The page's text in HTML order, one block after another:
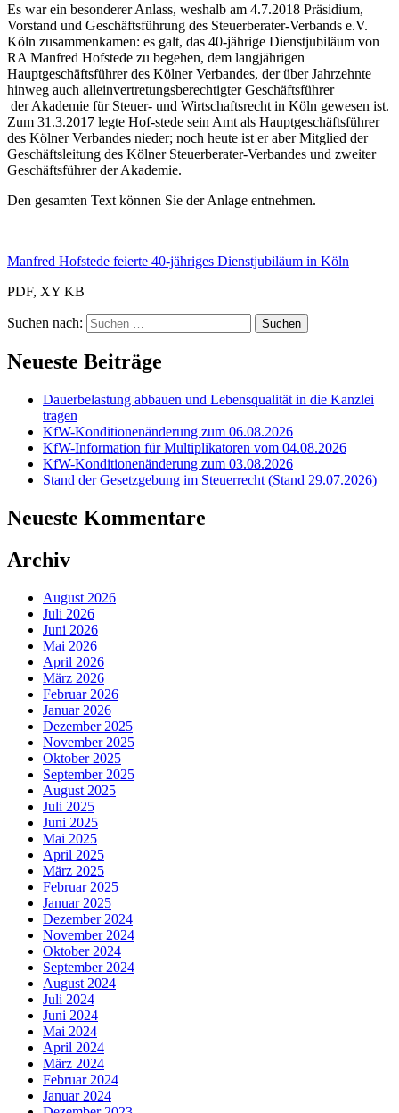
Es war ein besonderer Anlass, weshalb am 4.7.2018 Präsidium,
Vorstand und Geschäftsführung des Steuerberater-Verbands e.V.
Köln zusammenkamen: es galt, das 40-jährige Dienstjubiläum von
RA Manfred Hofstede zu begehen, dem langjährigen
Hauptgeschäftsführer des Kölner Verbandes, der über Jahrzehnte
hinweg auch alleinvertretungsberechtigter Geschäftsführer
der Akademie für Steuer- und Wirtschaftsrecht in Köln gewesen ist.
Zum 31.3.2017 legte Hof-stede sein Amt als Hauptgeschäftsführer
des Kölner Verbandes nieder; noch heute ist er aber Mitglied der
Geschäftsleitung des Kölner Steuerberater-Verbandes und zweiter
Geschäftsführer der Akademie.
Den gesamten Text können Sie der Anlage entnehmen.
Manfred Hofstede feierte 40-jähriges Dienstjubiläum in Köln
PDF, XY KB
Suchen nach:
Neueste Beiträge
Dauerbelastung abbauen und Lebensqualität in die Kanzlei
tragen
KfW-Konditionenänderung zum 06.08.2026
KfW-Information für Multiplikatoren vom 04.08.2026
KfW-Konditionenänderung zum 03.08.2026
Stand der Gesetzgebung im Steuerrecht (Stand 29.07.2026)
Neueste Kommentare
Archiv
August 2026
Juli 2026
Juni 2026
Mai 2026
April 2026
März 2026
Februar 2026
Januar 2026
Dezember 2025
November 2025
Oktober 2025
September 2025
August 2025
Juli 2025
Juni 2025
Mai 2025
April 2025
März 2025
Februar 2025
Januar 2025
Dezember 2024
November 2024
Oktober 2024
September 2024
August 2024
Juli 2024
Juni 2024
Mai 2024
April 2024
März 2024
Februar 2024
Januar 2024